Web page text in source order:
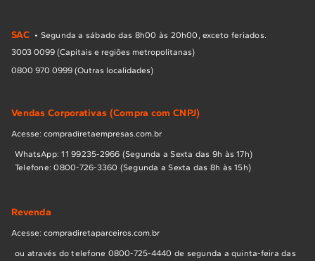
SAC • Segunda a sábado das 8h00 às 20h00, exceto feriados.
3003 0099 (Capitais e regiões metropolitanas)
0800 970 0999 (Outras localidades)
Vendas Corporativas (Compra com CNPJ)
Acesse: compradiretaempresas.com.br
WhatsApp: 11 99235-2966 (Segunda a Sexta das 9h às 17h)
Telefone: 0800-726-3360 (Segunda a Sexta das 8h às 15h)
Revenda
Acesse: compradiretaparceiros.com.br
ou através do telefone 0800-725-4440 de segunda a quinta-feira das